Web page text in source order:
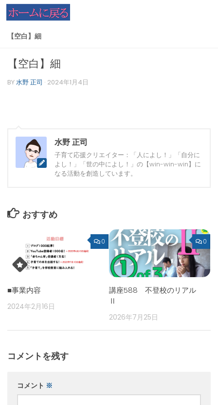
コンテンツへスキップ
【空白】細
【空白】細
BY水野 正司 · 2024年1月4日
水野 正司
子育て応援クリエイター：「人によし！」「自分に
よし！」「世の中によし！」の【win-win-win】に
なる活動を創造しています。
おすすめ
0
■事業内容
2024年2月16日
0
講座588 不登校のリアル
Ⅱ
2026年7月25日
コメントを残す
コメント ※